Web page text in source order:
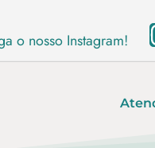
o nosso Instagram!